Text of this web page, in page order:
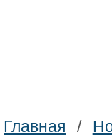
Главная /